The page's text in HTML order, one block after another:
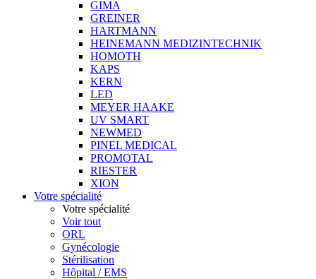
GIMA
GREINER
HARTMANN
HEINEMANN MEDIZINTECHNIK
HOMOTH
KAPS
KERN
LED
MEYER HAAKE
UV SMART
NEWMED
PINEL MEDICAL
PROMOTAL
RIESTER
XION
Votre spécialité
Votre spécialité
Voir tout
ORL
Gynécologie
Stérilisation
Hôpital / EMS